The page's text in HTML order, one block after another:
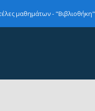
μαθημάτων - "Βιβλιοθήκη"